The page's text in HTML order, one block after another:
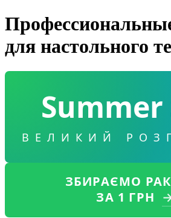
для настольного
Summer
ВЕЛИКИЙ
ЗБИРАЄМО
ЗА 1 ГРН